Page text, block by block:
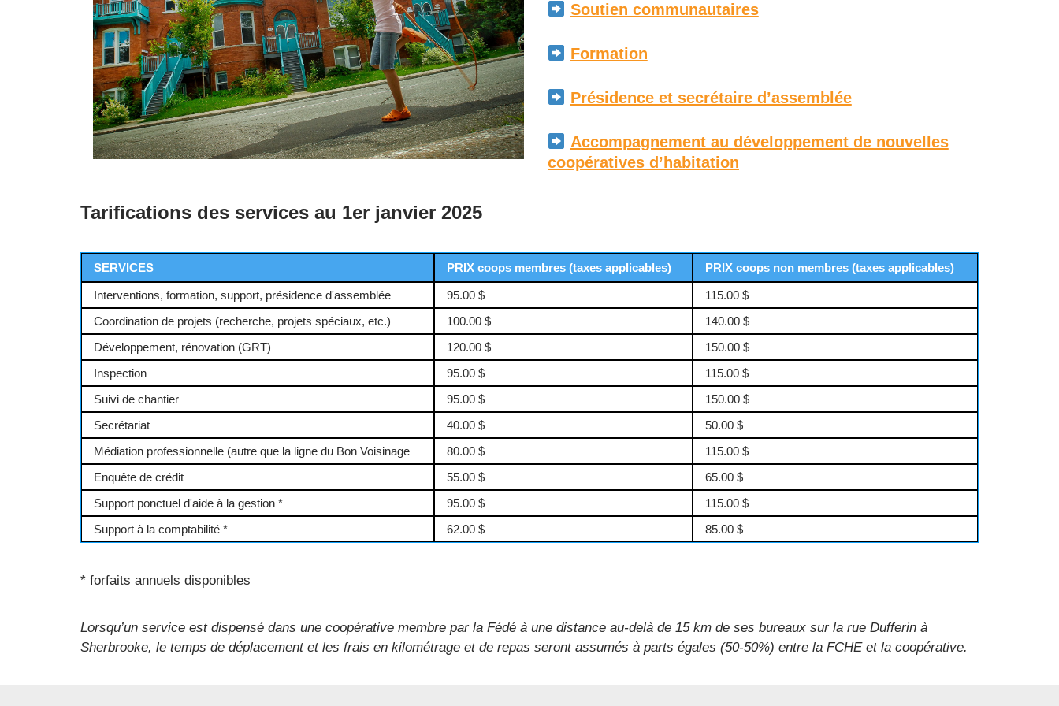
Soutien communautaires
Formation
Présidence et secrétaire d’assemblée
Accompagnement au développement de nouvelles
coopératives d’habitation
Tarifications des services au 1er janvier 2025
SERVICES PRIX coops membres (taxes applicables) PRIX coops non membres (taxes applicables)
Interventions, formation, support, présidence d'assemblée 95.00 $
115.00 $
Coordination de projets (recherche, projets spéciaux, etc.)
100.00 $
140.00 $
Développement, rénovation (GRT)
120.00 $
150.00 $
Inspection
95.00 $
115.00 $
Suivi de chantier
95.00 $
150.00 $
Secrétariat
40.00 $
50.00 $
Médiation professionnelle (autre que la ligne du Bon Voisinage
80.00 $
115.00 $
Enquête de crédit
55.00 $
65.00 $
Support ponctuel d'aide à la gestion *
95.00 $
115.00 $
Support à la comptabilité *
62.00 $ 85.00 $
* forfaits annuels disponibles
Lorsqu’un service est dispensé dans une coopérative membre par la Fédé à une distance au-delà de 15 km de ses bureaux sur la rue Dufferin à
Sherbrooke, le temps de déplacement et les frais en kilométrage et de repas seront assumés à parts égales (50-50%) entre la FCHE et la coopérative.